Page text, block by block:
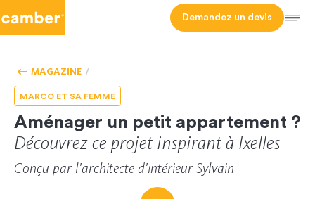
Demandez un devis Menu
HOMEPAGE
MAGAZINE
Aménager un petit appartement ?
Découvrez ce projet inspirant à Ixelles
MARCO ET SA FEMME
Conçu par l'architecte d'intérieur Sylvain